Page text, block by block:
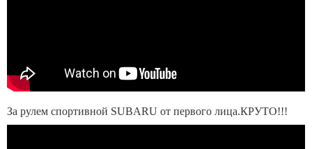
За рулем спортивной SUBARU от первого лица.КРУТО!!!